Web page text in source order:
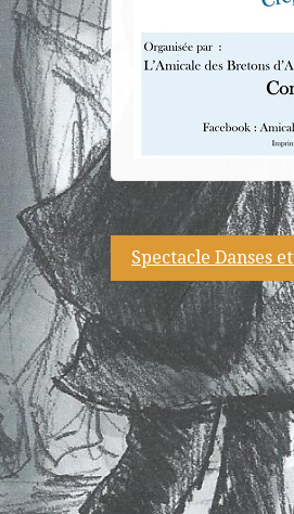
Navigation
de
l’article
Spectacle Danses